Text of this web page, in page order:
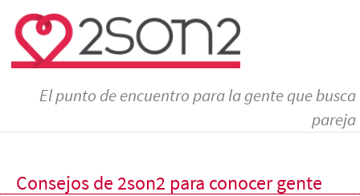
El punto de encuentro para la gente que busca
pareja
Consejos de 2son2 para conocer gente